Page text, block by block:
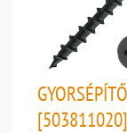
[503811020]